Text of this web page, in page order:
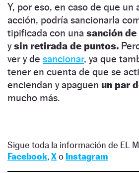
Y, por eso, en caso de que un
acción, podría sancionarla
tipificada con una sanción
ysin retirada de puntos.
ver y de sancionar, ya que
tener en cuenta de que se
enciendan y apaguen un par
mucho más.
Sigue toda la información de EL
Facebook, Xo Instagram